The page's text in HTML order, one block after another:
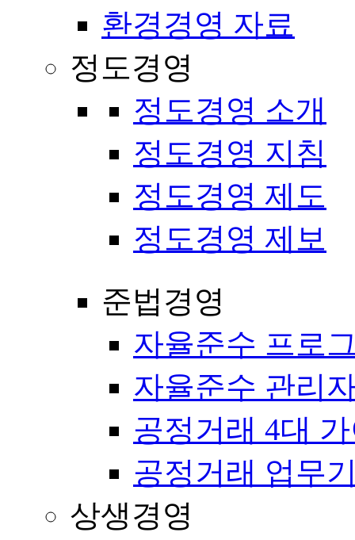
환경경영 자료
정도경영
정도경영 소개
정도경영 지침
정도경영 제도
정도경영 제보
준법경영
자율준수 프로
자율준수 관리
공정거래 4대
공정거래 업무
상생경영